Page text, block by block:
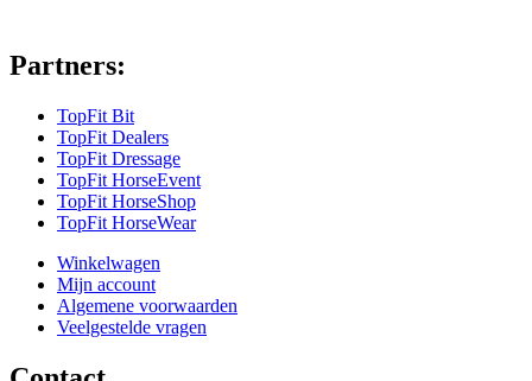
Partners:
TopFit Bit
TopFit Dealers
TopFit Dressage
TopFit HorseEvent
TopFit HorseShop
TopFit HorseWear
Winkelwagen
Mijn account
Algemene voorwaarden
Veelgestelde vragen